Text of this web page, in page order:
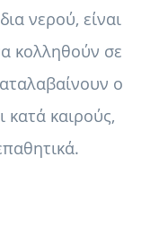
νερού, είναι
κολληθούν σε
ο
κατά καιρούς,